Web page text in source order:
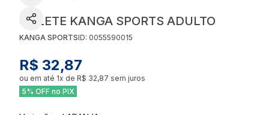
COLETE KANGA SPORTS ADULTO
KANGA SPORTSID: 0055590015
R$ 32,87
ou em até 1x de R$ 32,87 sem juros
5% OFF no PIX